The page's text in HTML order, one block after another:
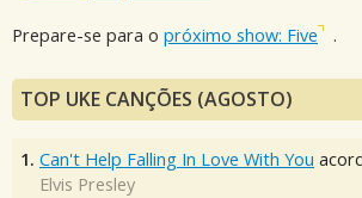
Prepare-se para o próximo show: Five .
TOP UKE CANÇÕES (AGOSTO)
1. Can't Help Falling In Love With You
Elvis Presley